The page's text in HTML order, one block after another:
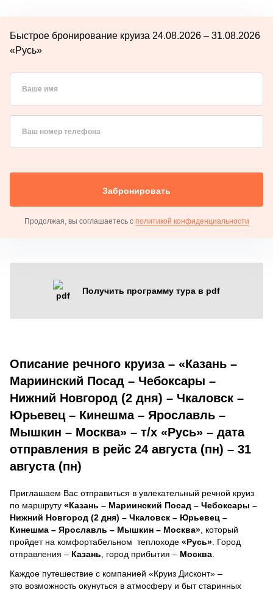
Быстрое бронирование круиза 24.08.2026 – 31.08.2026
«Русь»
Ваше имя
Ваш номер телефона
Забронировать
Продолжая, вы соглашаетесь с политикой конфиденциальности
Получить программу тура в pdf
Описание речного круиза – «Казань –
Мариинский Посад – Чебоксары –
Нижний Новгород (2 дня) – Чкаловск –
Юрьевец – Кинешма – Ярославль –
Мышкин – Москва» – т/х «Русь» – дата
отправления в рейс 24 августа (пн) – 31
августа (пн)
Приглашаем Вас отправиться в увлекательный речной круиз
по маршруту «Казань – Мариинский Посад – Чебоксары –
Нижний Новгород (2 дня) – Чкаловск – Юрьевец –
Кинешма – Ярославль – Мышкин – Москва» , который
пройдет на комфортабельном теплоходе «Русь» . Город
отправления – Казань , город прибытия – Москва
Каждое путешествие с компанией «Круиз Дисконт» –
это возможность окунуться в атмосферу и быт старинных